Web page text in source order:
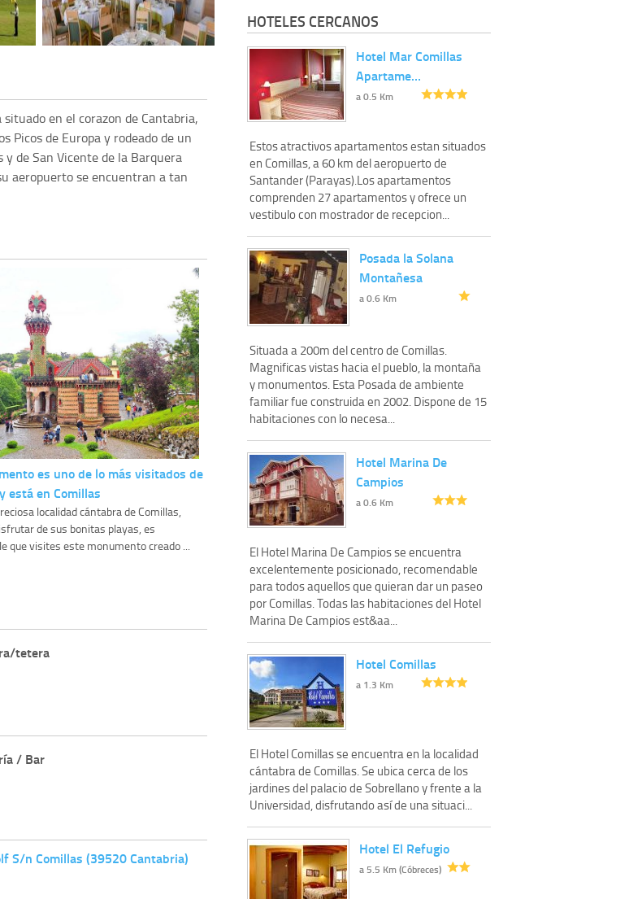
en el corazon de Cantabria,
Picos de Europa y rodeado de un
y de San Vicente de la Barquera
aeropuerto se encuentran a tan
es uno de lo más visitados de
está en Comillas
localidad cántabra de Comillas,
de sus bonitas playas, es
que visites este monumento creado ...
tetera
/ Bar
S/n Comillas (39520 Cantabria)
HOTELES CERCANOS
Hotel Mar Comillas
Apartame…
a 0.5 Km
Estos atractivos apartamentos estan situados
en Comillas, a 60 km del aeropuerto de
Santander (Parayas).Los apartamentos
comprenden 27 apartamentos y ofrece un
vestibulo con mostrador de recepcion...
Posada la Solana
Montañesa
a 0.6 Km
Situada a 200m del centro de Comillas.
Magnificas vistas hacia el pueblo, la montaña
y monumentos. Esta Posada de ambiente
familiar fue construida en 2002. Dispone de 15
habitaciones con lo necesa...
Hotel Marina De
Campios
a 0.6 Km
El Hotel Marina De Campios se encuentra
excelentemente posicionado, recomendable
para todos aquellos que quieran dar un paseo
por Comillas. Todas las habitaciones del Hotel
Marina De Campios est&aa...
Hotel Comillas
a 1.3 Km
El Hotel Comillas se encuentra en la localidad
cántabra de Comillas. Se ubica cerca de los
jardines del palacio de Sobrellano y frente a la
Universidad, disfrutando así de una situaci...
Hotel El Refugio
a 5.5 Km (Cóbreces)